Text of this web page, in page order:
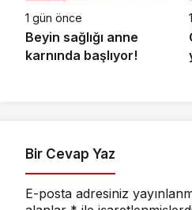
1 gün önce
Beyin sağlığı anne
karnında başlıyor!
Bir Cevap Yaz
E-posta adresiniz